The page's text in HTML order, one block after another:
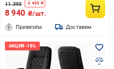
11 395 -2 455 ₴
8 940 ₴/шт.
Привезём Доставим